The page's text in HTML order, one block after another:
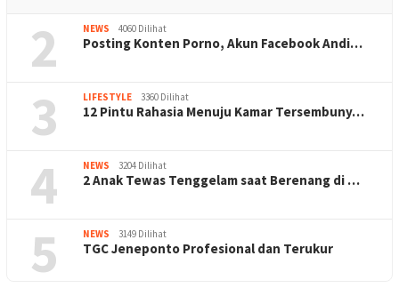
2 NEWS 4060 Dilihat
Posting Konten Porno, Akun Facebook Andi…
3 LIFESTYLE 3360 Dilihat
12 Pintu Rahasia Menuju Kamar Tersembuny…
4 NEWS 3204 Dilihat
2 Anak Tewas Tenggelam saat Berenang di …
5 NEWS 3149 Dilihat
TGC Jeneponto Profesional dan Terukur